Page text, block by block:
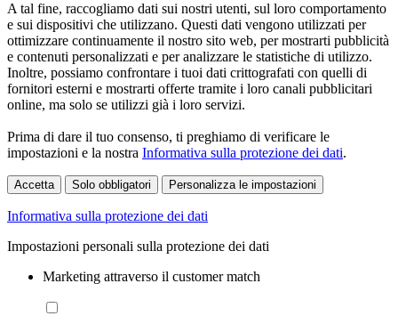
A tal fine, raccogliamo dati sui nostri utenti, sul loro comportamento
e sui dispositivi che utilizzano. Questi dati vengono utilizzati per
ottimizzare continuamente il nostro sito web, per mostrarti pubblicità
e contenuti personalizzati e per analizzare le statistiche di utilizzo.
Inoltre, possiamo confrontare i tuoi dati crittografati con quelli di
fornitori esterni e mostrarti offerte tramite i loro canali pubblicitari
online, ma solo se utilizzi già i loro servizi.
Prima di dare il tuo consenso, ti preghiamo di verificare le
impostazioni e la nostra Informativa sulla protezione dei dati.
Accetta Solo obbligatori Personalizza le impostazioni
Informativa sulla protezione dei dati
Impostazioni personali sulla protezione dei dati
Marketing attraverso il customer match